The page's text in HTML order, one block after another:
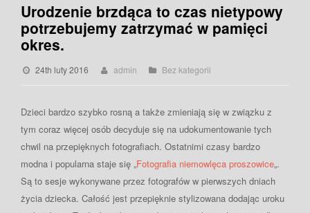
Urodzenie brzdąca to czas nietypowy
potrzebujemy zatrzymać w pamięci
okres.
24th luty 2016 admin Bez kategorii
Dzieci bardzo szybko rosną a także zmieniają się w związku z
tym coraz więcej osób decyduje się na udokumentowanie tych
chwil na przepięknych fotografiach. Ostatnimi czasy bardzo
modna i popularna staje się „Fotografia niemowlęca proszowice„.
Są to sesje wykonywane przez fotografów w pierwszych dniach
życia dziecka. Całość jest przepięknie stylizowana dodając uroku